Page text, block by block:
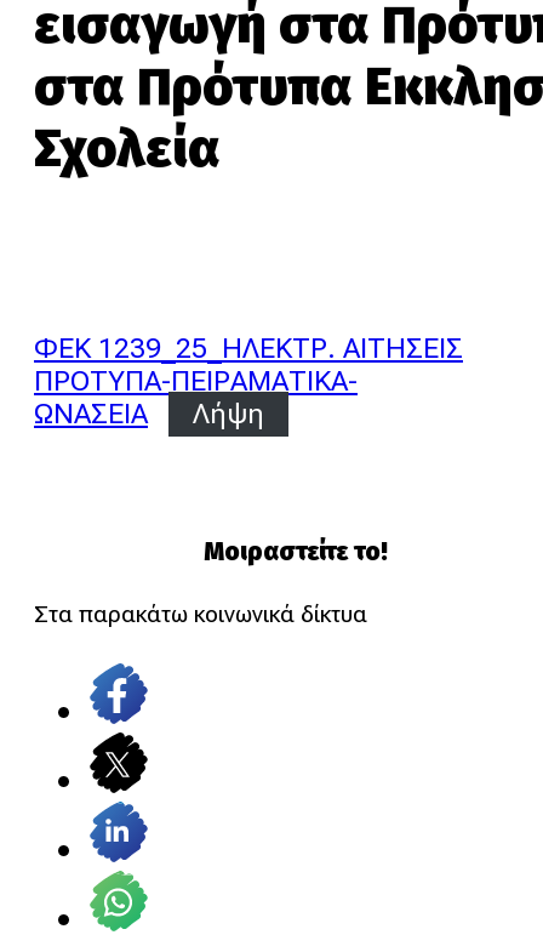
εισαγωγή στα
στα Πρότυπα
Σχολεία
ΦΕΚ 1239_25_ΗΛΕΚΤΡ. ΑΙΤΗΣΕΙΣ
ΠΡΟΤΥΠΑ-ΠΕΙΡΑΜΑΤΙΚΑ-
ΩΝΑΣΕΙΑ
Λήψη
Μοιραστείτε το!
Στα παρακάτω κοινωνικά δίκτυα